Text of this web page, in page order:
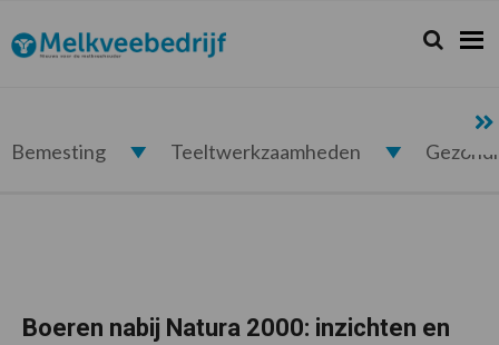
de
hoofdnavigatie
de
hoofd
de
eerste
de
voettekst
Melkveebedrijf.nl Zoeken...
Zoek
Bemesting Teeltwerkzaamheden
Boeren nabij Natura 2000: inzichten en